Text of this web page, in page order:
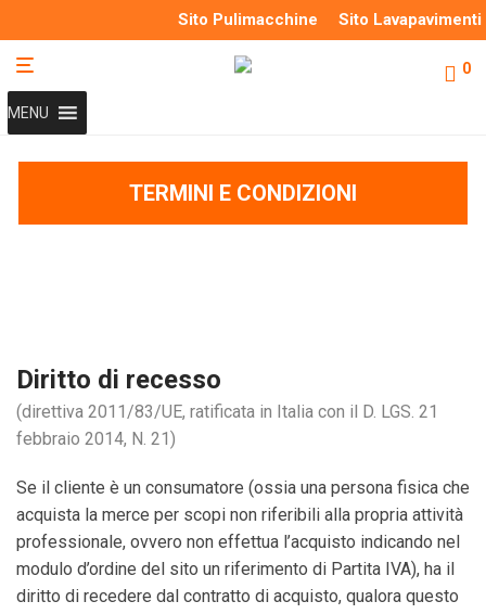
Sito Pulimacchine Sito Lavapavimenti
MENU
0
TERMINI E CONDIZIONI
Diritto di recesso
(direttiva 2011/83/UE, ratificata in Italia con il D. LGS. 21
febbraio 2014, N. 21)
Se il cliente è un consumatore (ossia una persona fisica che
acquista la merce per scopi non riferibili alla propria attività
professionale, ovvero non effettua l’acquisto indicando nel
modulo d’ordine del sito un riferimento di Partita IVA), ha il
diritto di recedere dal contratto di acquisto, qualora questo